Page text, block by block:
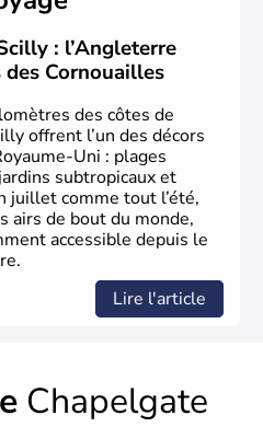
nations constitutives du
de plus de 50 millions
constitue à elle seule, près de
Le pays s’est créé au
nom desAngles
terres. Première démocratie
doit son développement à
siècle.
: l’Angleterre
Cornouailles
des côtes de
offrent l’un des décors
Uni : plages
subtropicaux et
juillet comme tout l’été,
airs de bout du monde,
accessible depuis le
Lire l'article
Chapelgate